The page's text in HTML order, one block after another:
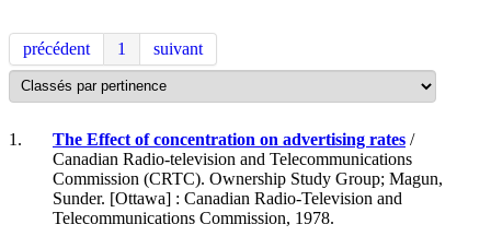
précédent 1 suivant
1. The Effect of concentration on advertising rates /
Canadian Radio-television and Telecommunications
Commission (CRTC). Ownership Study Group; Magun,
Sunder. [Ottawa] : Canadian Radio-Television and
Telecommunications Commission, 1978.